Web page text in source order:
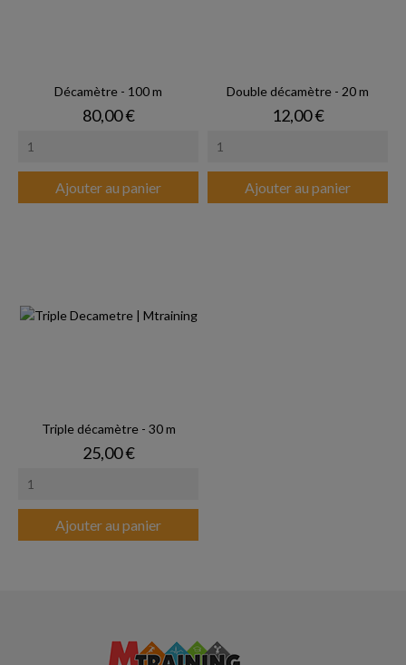
Décamètre - 100 m
Prix
80,00 €
Ajouter au panier
Double décamètre - 20 m
Prix
12,00 €
Ajouter au panier
Triple décamètre - 30 m
Prix
25,00 €
Ajouter au panier